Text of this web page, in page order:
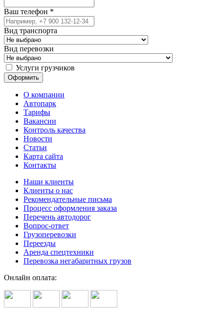
Ваш телефон *
Вид транспорта
Вид перевозки
Услуги грузчиков
О компании
Автопарк
Тарифы
Вакансии
Контроль качества
Новости
Статьи
Карта сайта
Контакты
Наши клиенты
Клиенты о нас
Рекомендательные письма
Процесс оформления заказа
Перечень автодорог
Вопрос-ответ
Грузоперевозки
Переезды
Аренда спецтехники
Перевозка негабаритных грузов
Онлайн оплата: